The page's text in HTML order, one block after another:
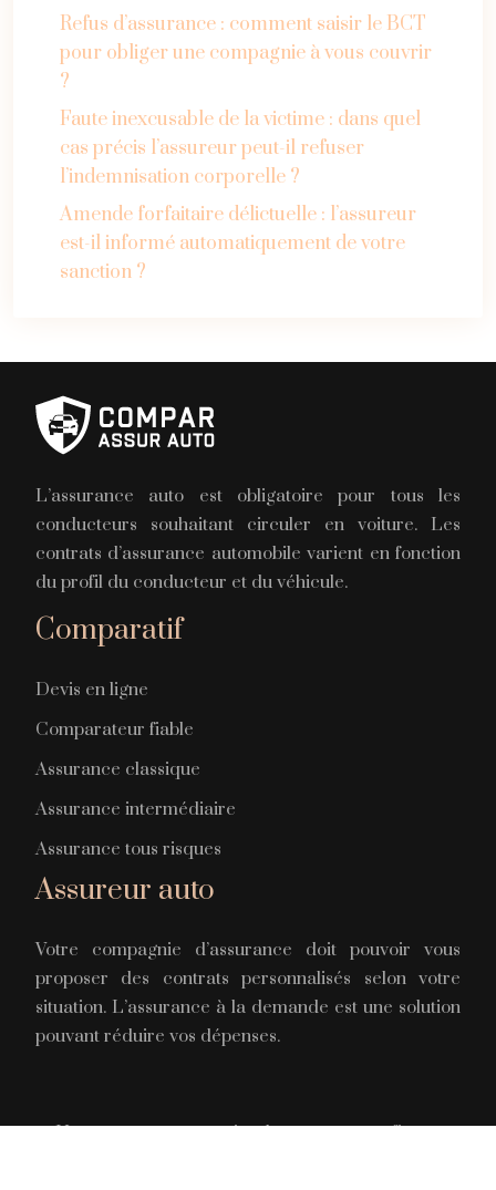
Refus d’assurance : comment saisir le BCT
pour obliger une compagnie à vous couvrir
?
Faute inexcusable de la victime : dans quel
cas précis l’assureur peut-il refuser
l’indemnisation corporelle ?
Amende forfaitaire délictuelle : l’assureur
est-il informé automatiquement de votre
sanction ?
L’assurance auto est obligatoire pour tous les
conducteurs souhaitant circuler en voiture. Les
contrats d’assurance automobile varient en fonction
du profil du conducteur et du véhicule.
Comparatif
Devis en ligne
Comparateur fiable
Assurance classique
Assurance intermédiaire
Assurance tous risques
Assureur auto
Votre compagnie d’assurance doit pouvoir vous
proposer des contrats personnalisés selon votre
situation. L’assurance à la demande est une solution
pouvant réduire vos dépenses.
Une assurance pour circuler en toute confiance